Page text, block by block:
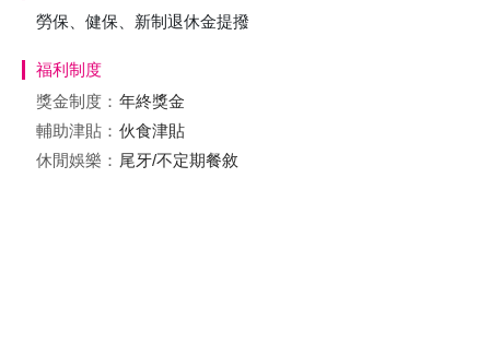
勞保、健保、新制退休金提撥
福利制度
獎金制度： 年終獎金
輔助津貼： 伙食津貼
休閒娛樂： 尾牙/不定期餐敘